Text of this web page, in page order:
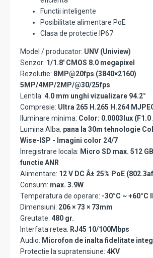
Functii inteligente
Posibilitate alimentare PoE
Clasa de protectie IP67
Model / producator: UNV (Uniview)
Senzor: 1/1.8' CMOS 8.0 megapixel
Rezolutie: 8MP@20fps (3840×2160)
5MP/4MP/2MP/@30/25fps
Lentila: 4.0 mm unghi vizualizare 94.2°
Compresie: Ultra 265 H.265 H.264
Iluminare minima: Color: 0.0003lux (F1.0
Lumina Alba: pana la 30m tehnologie
Wise-ISP - Imagini color 24/7
Inregistrare locala: Micro SD max. 512
functie ANR
Alimentare: 12 V DC Â± 25% PoE
Consum: max. 3.9W
Temperatura de operare: -30°C ~ +60°C
Dimensiuni: 206 × 73 × 73mm
Greutate: 480 gr.
Interfata retea: RJ45 10/100Mbps
Audio: Microfon de inalta fidelitate
Protectie la supratensiune: 4KV